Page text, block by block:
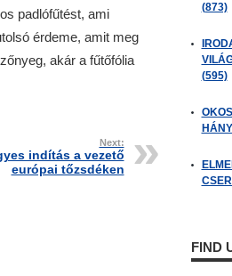
padlófűtést, ami
érdeme, amit meg
akár a fűtőfólia
Next:
indítás a vezető
európai tőzsdéken
(873)
(595)
FIND